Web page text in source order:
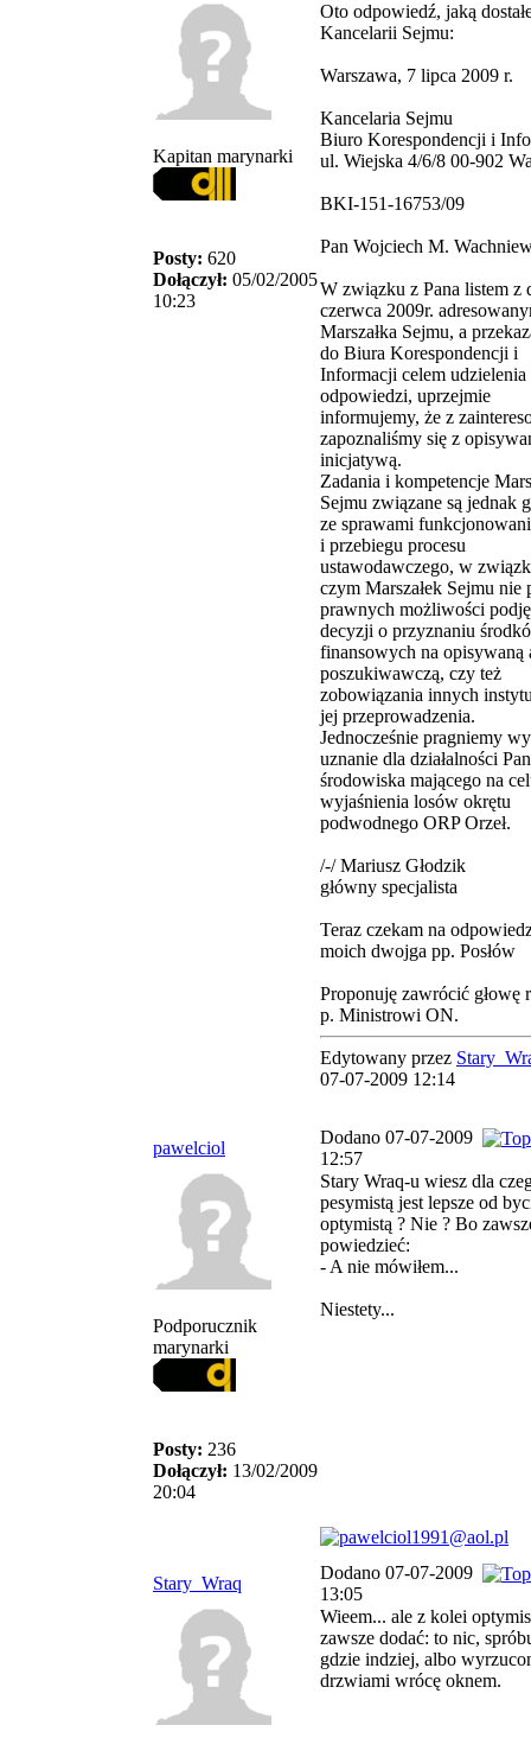
Kapitan marynarki
Posty: 620
Dołączył: 05/02/2005
10:23
Oto odpowiedź, jaką
Kancelarii Sejmu:
Warszawa, 7 lipca 2009 r.
Kancelaria Sejmu
Biuro Korespondencji i
ul. Wiejska 4/6/8 00-902
BKI-151-16753/09
Pan Wojciech M.
W związku z Pana listem z
czerwca 2009r.
Marszałka Sejmu, a
do Biura Korespondencji i
Informacji celem udzielenia
odpowiedzi, uprzejmie
informujemy, że z
zapoznaliśmy się z
inicjatywą.
Zadania i kompetencje
Sejmu związane są jednak
ze sprawami
i przebiegu procesu
ustawodawczego, w
czym Marszałek Sejmu nie
prawnych możliwości
decyzji o przyznaniu
finansowych na opisywaną
poszukiwawczą, czy też
zobowiązania innych
jej przeprowadzenia.
Jednocześnie pragniemy
uznanie dla działalności
środowiska mającego na
wyjaśnienia losów okrętu
podwodnego ORP Orzeł.
/-/ Mariusz Głodzik
główny specjalista
Teraz czekam na
moich dwojga pp. Posłów
Proponuję zawrócić głowę
p. Ministrowi ON.
Edytowany przez
07-07-2009 12:14
pawelciol
Dodano 07-07-2009
12:57
Podporucznik
marynarki
Posty: 236
Dołączył: 13/02/2009
20:04
Stary Wraq-u wiesz dla
pesymistą jest lepsze od
optymistą ? Nie ? Bo
powiedzieć:
- A nie mówiłem...
Niestety...
Stary_Wraq
Dodano 07-07-2009
13:05
Wieem... ale z kolei
zawsze dodać: to nic,
gdzie indziej, albo
drzwiami wrócę oknem.